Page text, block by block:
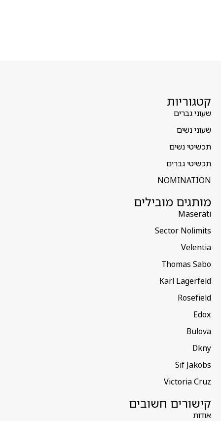
קטגוריות
שעוני גברים
שעוני נשים
תכשיטי נשים
תכשיטי גברים
NOMINATION
מותגים מובילים
Maserati
Sector Nolimits
Velentia
Thomas Sabo
Karl Lagerfeld
Rosefield
Edox
Bulova
Dkny
Sif Jakobs
Victoria Cruz
קישורים חשובים
אודות